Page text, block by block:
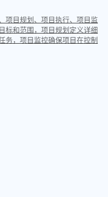
项目规划、项目执行、项目监
标和范围，项目规划定义详细
务，项目监控确保项目在控制